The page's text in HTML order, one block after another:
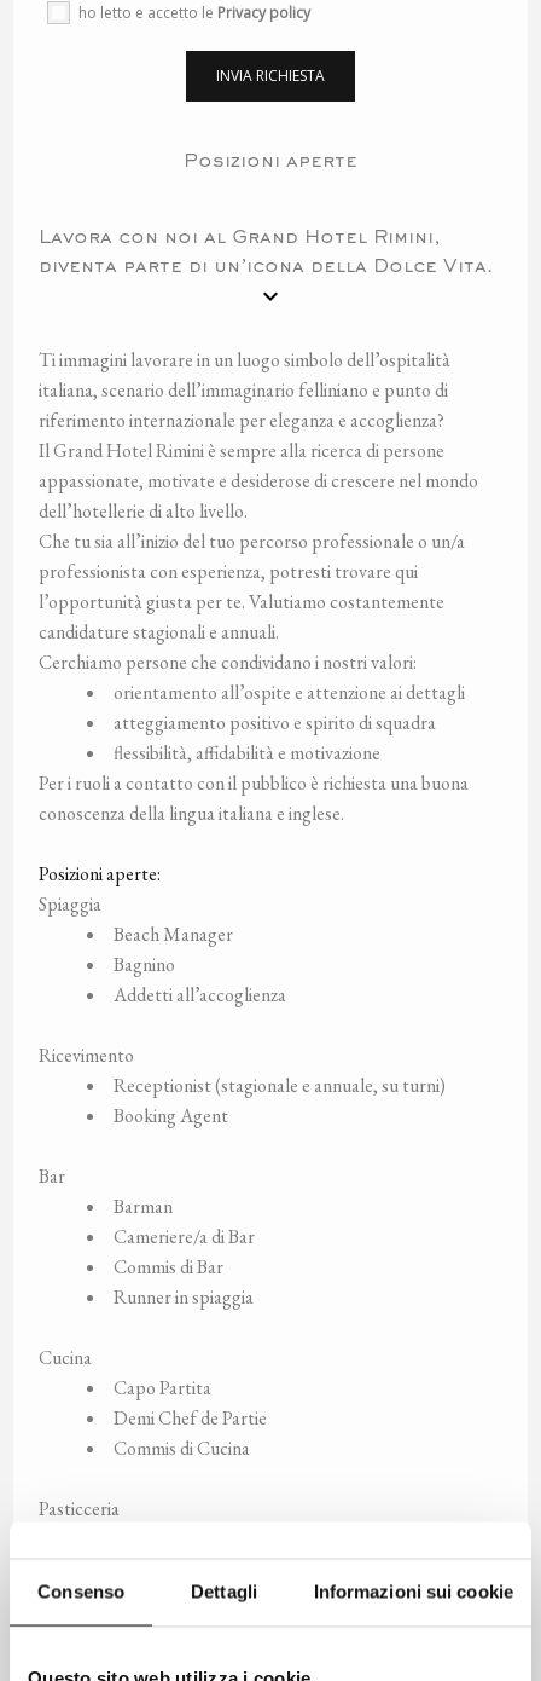
Consenso Dettagli Informazioni sui cookie
ho letto e accetto le Privacy policy
INVIA RICHIESTA
Posizioni aperte
Lavora con noi al Grand Hotel Rimini,
diventa parte di un’icona della Dolce Vita.

Ti immagini lavorare in un luogo simbolo dell’ospitalità
italiana, scenario dell’immaginario felliniano e punto di
riferimento internazionale per eleganza e accoglienza?
Il Grand Hotel Rimini è sempre alla ricerca di persone
appassionate, motivate e desiderose di crescere nel mondo
dell’hotellerie di alto livello.
Che tu sia all’inizio del tuo percorso professionale o un/a
professionista con esperienza, potresti trovare qui
l’opportunità giusta per te. Valutiamo costantemente
candidature stagionali e annuali.
Cerchiamo persone che condividano i nostri valori:
orientamento all’ospite e attenzione ai dettagli
atteggiamento positivo e spirito di squadra
flessibilità, affidabilità e motivazione
Per i ruoli a contatto con il pubblico è richiesta una buona
conoscenza della lingua italiana e inglese.
Posizioni aperte:
Spiaggia
Beach Manager
Bagnino
Addetti all’accoglienza
Ricevimento
Receptionist (stagionale e annuale, su turni)
Booking Agent
Bar
Barman
Cameriere/a di Bar
Commis di Bar
Runner in spiaggia
Cucina
Capo Partita
Demi Chef de Partie
Commis di Cucina
Pasticceria
Sala